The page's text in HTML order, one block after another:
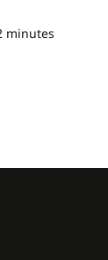
minutes